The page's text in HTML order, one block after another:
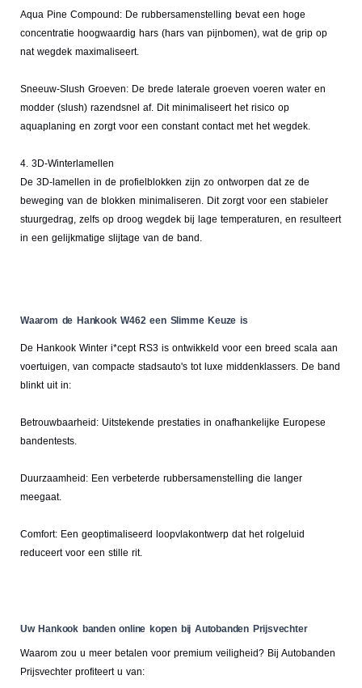
Aqua Pine Compound: De rubbersamenstelling bevat een hoge
concentratie hoogwaardig hars (hars van pijnbomen), wat de grip op
nat wegdek maximaliseert.
Sneeuw-Slush Groeven: De brede laterale groeven voeren water en
modder (slush) razendsnel af. Dit minimaliseert het risico op
aquaplaning en zorgt voor een constant contact met het wegdek.
4. 3D-Winterlamellen
De 3D-lamellen in de profielblokken zijn zo ontworpen dat ze de
beweging van de blokken minimaliseren. Dit zorgt voor een stabieler
stuurgedrag, zelfs op droog wegdek bij lage temperaturen, en resulteert
in een gelijkmatige slijtage van de band.
Waarom de Hankook W462 een Slimme Keuze is
De Hankook Winter i*cept RS3 is ontwikkeld voor een breed scala aan
voertuigen, van compacte stadsauto's tot luxe middenklassers. De band
blinkt uit in:
Betrouwbaarheid: Uitstekende prestaties in onafhankelijke Europese
bandentests.
Duurzaamheid: Een verbeterde rubbersamenstelling die langer
meegaat.
Comfort: Een geoptimaliseerd loopvlakontwerp dat het rolgeluid
reduceert voor een stille rit.
Uw Hankook banden online kopen bij Autobanden Prijsvechter
Waarom zou u meer betalen voor premium veiligheid? Bij Autobanden
Prijsvechter profiteert u van: